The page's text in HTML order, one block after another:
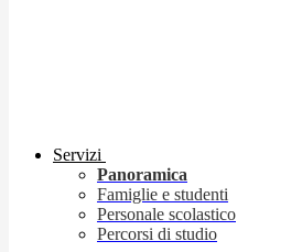
Servizi
Panoramica
Famiglie e studenti
Personale scolastico
Percorsi di studio